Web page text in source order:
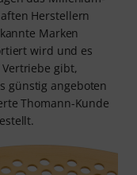
Herstellern
Marken
wird und es
gibt,
günstig angeboten
Thomann-Kunde